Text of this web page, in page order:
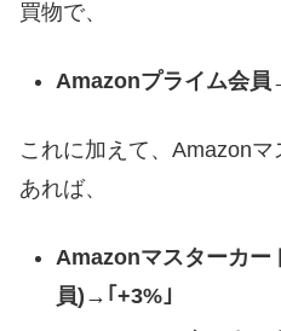
買物で、
Amazonプライム会
これに加えて、Amazon
あれば、
Amazonマスターカー
員)→｢+3%｣